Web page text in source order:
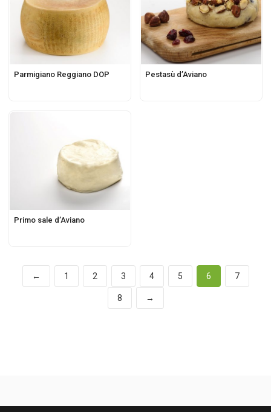
Parmigiano Reggiano DOP Pestasù d’Aviano
Primo sale d’Aviano
← 1 2 3 4 5 6 7
8 →